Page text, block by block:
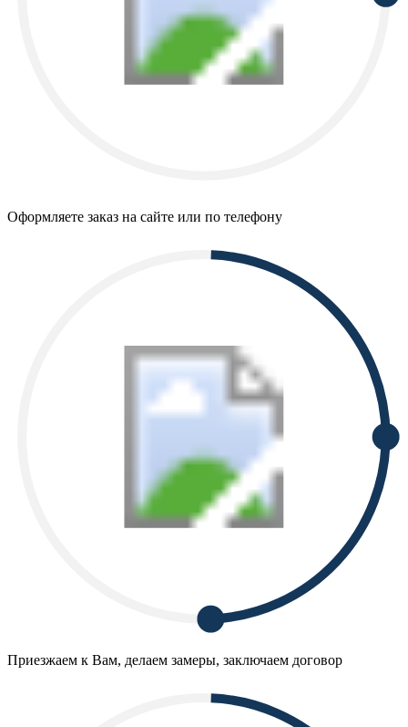
Оформляете заказ на сайте или по телефону
Приезжаем к Вам, делаем замеры, заключаем договор